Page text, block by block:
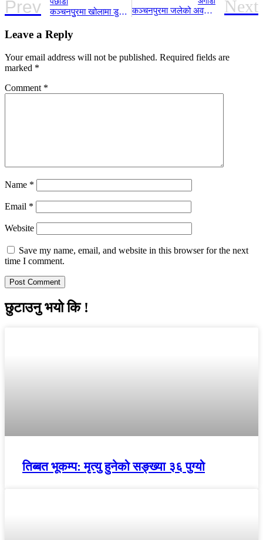
Prev कञ्चनपुुरमा खोलामा डुबेर एक बालकको मृत्यु कञ्चनपुरमा जलेको अवस्थामा फेला परेको शवको पहिचान खुल्यो Next
Leave a Reply
Your email address will not be published. Required fields are
marked *
Comment *
Name *
Email *
Website
Save my name, email, and website in this browser for the next
time I comment.
छुटाउनु भयो कि !
तिब्बत भूकम्प: मृत्यु हुनेको सङ्ख्या ३६ पुग्यो